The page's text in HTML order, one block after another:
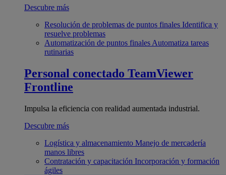
Descubre más
Resolución de problemas de puntos finales Identifica y
resuelve problemas
Automatización de puntos finales Automatiza tareas
rutinarias
Personal conectado TeamViewer
Frontline
Impulsa la eficiencia con realidad aumentada industrial.
Descubre más
Logística y almacenamiento Manejo de mercadería
manos libres
Contratación y capacitación Incorporación y formación
ágiles